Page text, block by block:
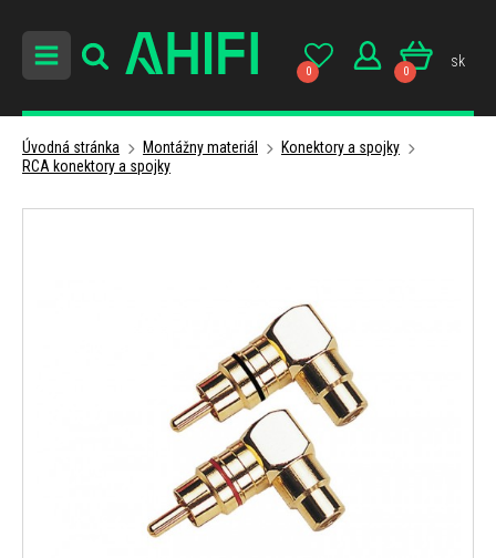
0 0
sk
Úvodná stránka Montážny materiál
Konektory a spojky
RCA konektory a spojky